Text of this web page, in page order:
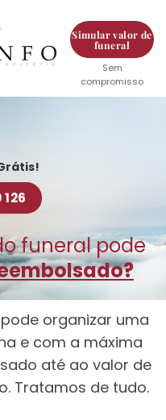
Simular valor de
funeral
Sem
compromisso
funeral pode
organizar uma
e com a máxima
até ao valor de
Tratamos de tudo.